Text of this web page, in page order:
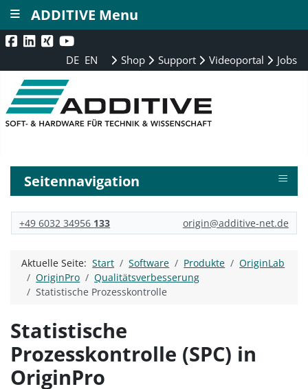
DE EN Shop Support Videoportal Jobs
Seitennavigation ≡
+49 6032 34956 133 origin@additive-net.de
Aktuelle Seite:Start Software Produkte
OriginLab
OriginPro
Qualitätsverbesserung
Statistische Prozesskontrolle
Statistische
Prozesskontrolle (SPC) in
OriginPro
ADDITIVE Menu
≡